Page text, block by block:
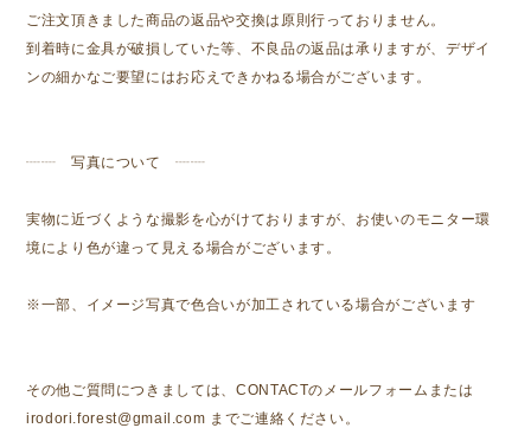
ご注文頂きました商品の返品や交換は原則行っておりません。
到着時に金具が破損していた等、不良品の返品は承りますが、デザイ
ンの細かなご要望にはお応えできかねる場合がございます。
┈┈ 写真について ┈┈
実物に近づくような撮影を心がけておりますが、お使いのモニター環
境により色が違って見える場合がございます。
※一部、イメージ写真で色合いが加工されている場合がございます
その他ご質問につきましては、CONTACTのメールフォームまたは
irodori.forest@gmail.com までご連絡ください。